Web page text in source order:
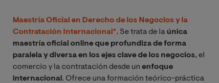
Maestría Oficial en Derecho de los Negocios y la
Contratación Internacional*. Se trata de la única
maestría oficial online que profundiza de forma
paralela y diversa en los ejes clave de los negocios, el
comercio y la contratación desde un enfoque
internacional . Ofrece una formación teórico-práctica